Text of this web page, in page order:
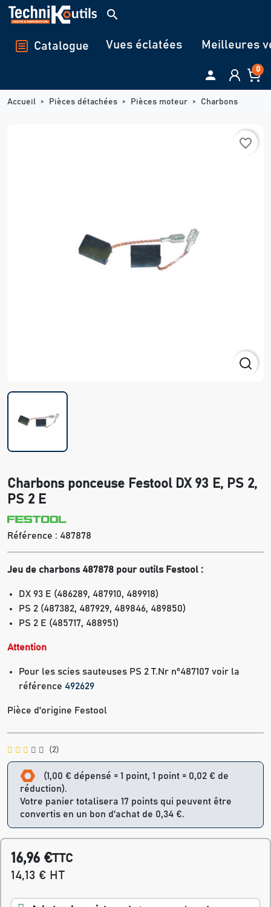
Panneau de gestion des cookies
search
Catalogue Vues éclatées Meilleures
 0
Accueil Pièces détachées Pièces moteur Charbons
favorite_border
Charbons ponceuse Festool DX 93 E, PS 2,
PS 2 E
Référence : 487878
Jeu de charbons 487878 pour outils Festool :
DX 93 E (486289, 487910, 489918)
PS 2 (487382, 487929, 489846, 489850)
PS 2 E (485717, 488951)
Attention
Pour les scies sauteuses PS 2 T.Nr n°487107 voir la
référence 492629
Pièce d'origine Festool
(2)
(1,00 € dépensé = 1 point, 1 point = 0,02 € de
réduction).
Votre panier totalisera 17 points qui peuvent être
convertis en un bon d'achat de 0,34 €.
16,96 €TTC
14,13 € HT